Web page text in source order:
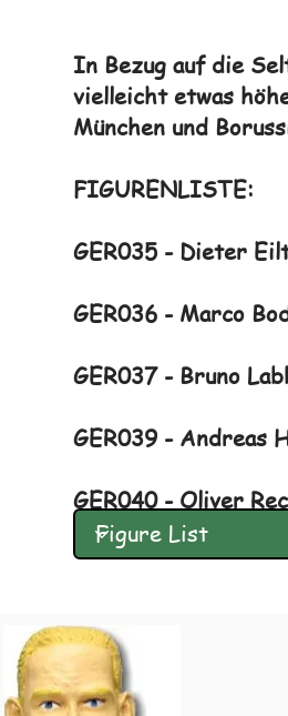
In Bezug auf die
vielleicht etwas
München und
FIGURENLISTE:
GER035 - Dieter
GER036 - Marco
GER037 - Bruno
GER039 - Andreas
GER040 - Oliver